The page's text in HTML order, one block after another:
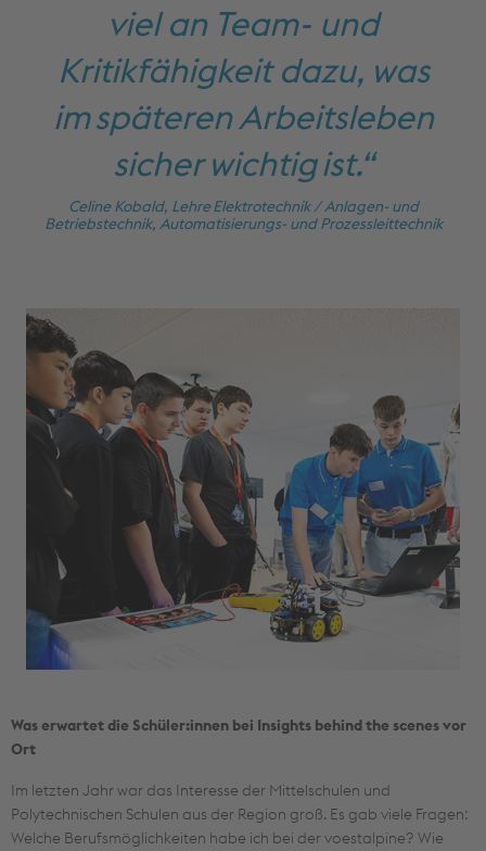
viel an Team- und
Kritikfähigkeit dazu, was
im späteren Arbeitsleben
sicher wichtig ist.“
Celine Kobald, Lehre Elektrotechnik / Anlagen- und
Betriebstechnik, Automatisierungs- und Prozessleittechnik
Was erwartet die Schüler:innen bei Insights behind the scenes vor
Ort
Im letzten Jahr war das Interesse der Mittelschulen und
Polytechnischen Schulen aus der Region groß. Es gab viele Fragen:
Welche Berufsmöglichkeiten habe ich bei der voestalpine? Wie